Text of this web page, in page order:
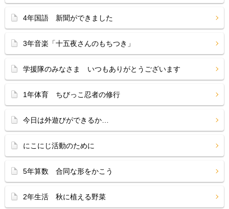
4年国語 新聞ができました
3年音楽「十五夜さんのもちつき」
学援隊のみなさま いつもありがとうございます
1年体育 ちびっこ忍者の修行
今日は外遊びができるか…
にこにじ活動のために
5年算数 合同な形をかこう
2年生活 秋に植える野菜